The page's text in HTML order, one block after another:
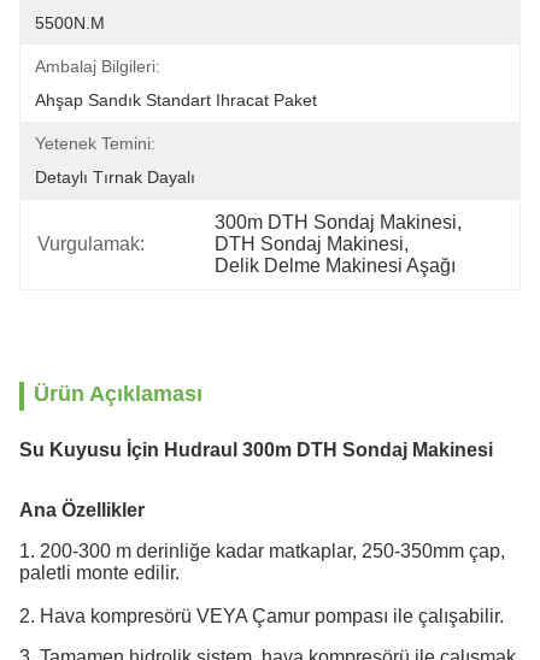
5500N.m
Ambalaj Bilgileri:
Ahşap Sandık Standart Ihracat Paket
Yetenek Temini:
Detaylı Tırnak Dayalı
Vurgulamak:
300m DTH Sondaj Makinesi,
DTH Sondaj Makinesi,
Delik Delme Makinesi Aşağı
Ürün Açıklaması
Su Kuyusu İçin Hudraul 300m DTH Sondaj Makinesi
Ana Özellikler
1. 200-300 m derinliğe kadar matkaplar, 250-350mm çap,
paletli monte edilir.
2. Hava kompresörü VEYA Çamur pompası ile çalışabilir.